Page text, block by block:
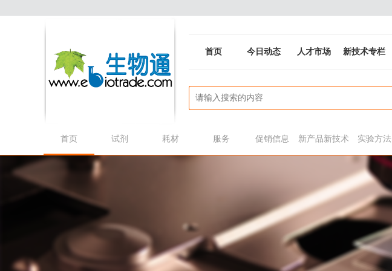
首页 今日动态 人才市场 新技术专栏
首页 试剂 耗材 服务 促销信息 新产品新技术 实验方法